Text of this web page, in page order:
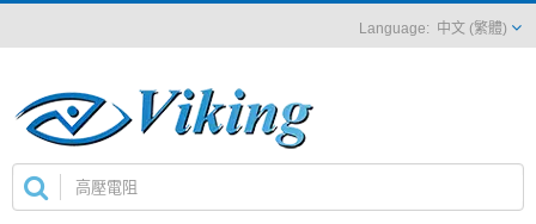
中文 (繁體)